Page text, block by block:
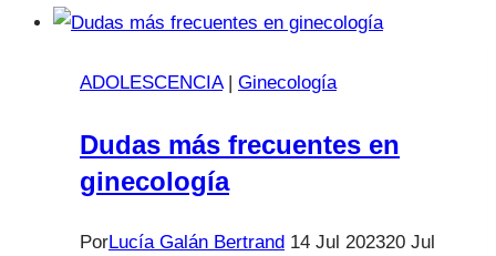
alta
brote
que
asusta…
ADOLESCENCIA| Ginecología
Dudas más frecuentes en
ginecología
PorLucía Galán Bertrand 14 Jul 202320 Jul